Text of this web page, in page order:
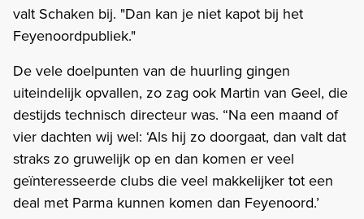
valt Schaken bij. "Dan kan je niet kapot bij het
Feyenoordpubliek."
De vele doelpunten van de huurling gingen
uiteindelijk opvallen, zo zag ook Martin van Geel, die
destijds technisch directeur was. “Na een maand of
vier dachten wij wel: ‘Als hij zo doorgaat, dan valt dat
straks zo gruwelijk op en dan komen er veel
geïnteresseerde clubs die veel makkelijker tot een
deal met Parma kunnen komen dan Feyenoord.’